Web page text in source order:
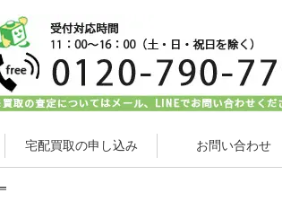
宅配買取の申し込み お問い合わせ